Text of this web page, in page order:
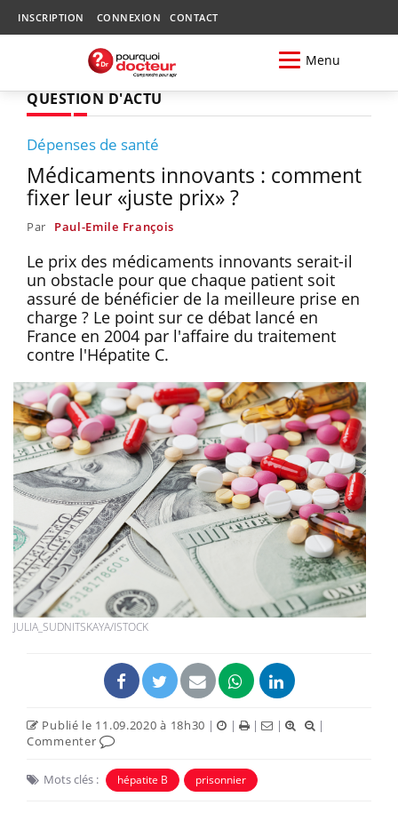
INSCRIPTION CONNEXION CONTACT
Menu
QUESTION D'ACTU
Dépenses de santé
Médicaments innovants : comment
fixer leur «juste prix» ?
Par Paul-Emile François
Le prix des médicaments innovants serait-il
un obstacle pour que chaque patient soit
assuré de bénéficier de la meilleure prise en
charge ? Le point sur ce débat lancé en
France en 2004 par l'affaire du traitement
contre l'Hépatite C.
JULIA_SUDNITSKAYA/ISTOCK
Publié le 11.09.2020 à 18h30 | | | |
|
Commenter
Mots clés : hépatite B prisonnier